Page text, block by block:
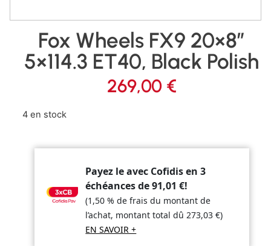
Fox Wheels FX9 20×8″
5×114.3 ET40, Black Polish
269,00 €
4 en stock
Payez le avec Cofidis en 3
échéances de91,01€!
(1,50 % de frais du montant de
l’achat, montant total dû273,03€)
EN SAVOIR +